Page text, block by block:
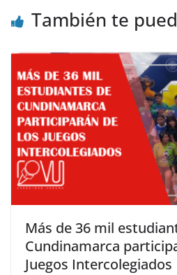
También te
Más de 36 mil
Cundinamarca
Juegos Intercolegiados